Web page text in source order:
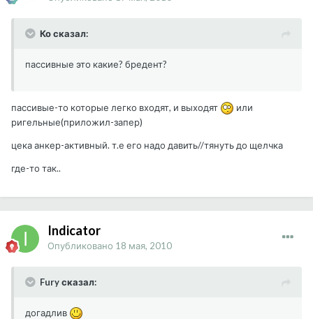
Ко сказал:
пассивные это какие? бредент?
пассивые-то которые легко входят, и выходят
или
ригельные(приложил-запер)
цека анкер-активный. т.е его надо давить//тянуть до щелчка
где-то так..
Indicator
Опубликовано 18 мая, 2010
Fury сказал:
догадлив